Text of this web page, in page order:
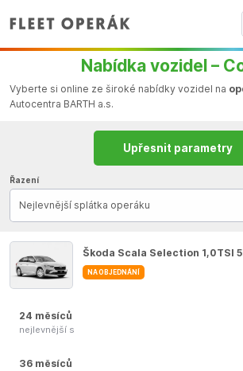
Nabídka vozidel –
Vyberte si online ze široké nabídky vozidel na
Autocentra BARTH a.s.
Upřesnit parametry
Řazení
Nejlevnější splátka operáku
Škoda Scala Selection 1,0TSI
NA OBJEDNÁNÍ
24 měsíců
nejlevnější s
36 měsíců